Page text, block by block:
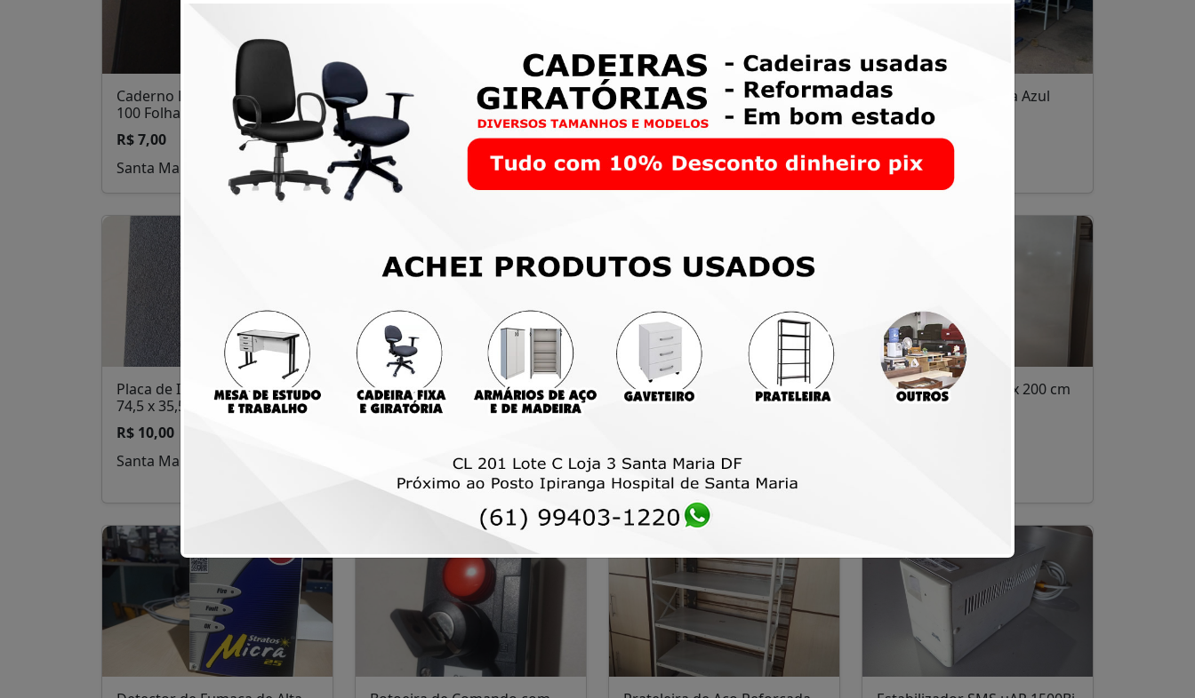
Caderno Brochura Capa Dura
100 Folhas
R$ 7,00
Santa Maria
Armário de Aço com 2 Portas
de Correr
R$ 900,00
Santa Maria
Protetor Facial Transparente
R$ 10,00
Santa Maria
Cadeira Universitária Azul
R$ 100,00
Santa Maria
Placa de Isolamento Acústico
74,5 x 35,5 cm
R$ 10,00
Santa Maria
Armário de Madeira com 2
Portas e 3 Prateleiras
Santa Maria
Quadro Branco 160 x 105 cm
Quadro Branco 120 x 200 cm